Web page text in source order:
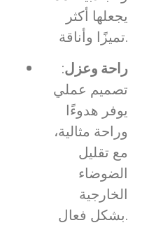
يجعلها أكثر
تميزًا وأناقة.
راحة وعزل:
تصميم عملي
يوفر هدوءًا
وراحة مثالية،
مع تقليل
الضوضاء
الخارجية
بشكل فعال.